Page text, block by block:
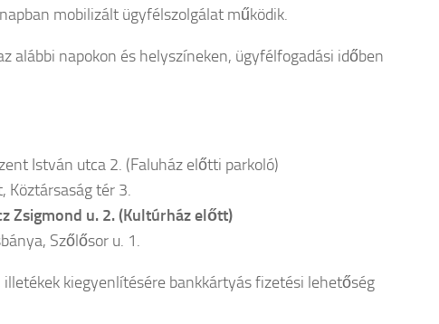
mobilizált ügyfélszolgálat működik.
alábbi napokon és helyszíneken, ügyfélfogadási időben
István utca 2. (Faluház előtti parkoló)
tér 3.
Zsigmond u. 2. (Kultúrház előtt)
Szőlősor u. 1.
kiegyenlítésére bankkártyás fizetési lehetőség